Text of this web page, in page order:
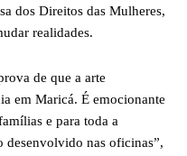
dos Direitos das Mulheres,
realidades.
de que a arte
em Maricá. É emocionante
e para toda a
desenvolvido nas oficinas”,